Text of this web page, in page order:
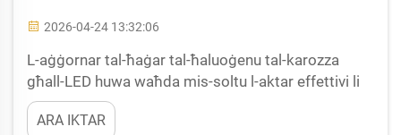
2026-04-24 13:32:06
L-aġġornar tal-ħaġar tal-ħaluoġenu tal-karozza
għall-LED huwa waħda mis-soltu l-aktar effettivi li
tista’ tagħmel—vizzjoni aħjar, inqas kumsum ta’
enerġija, u ħajja itwal ħafna. Iżda l-għażla tal-bulb it-
ARA IKTAR